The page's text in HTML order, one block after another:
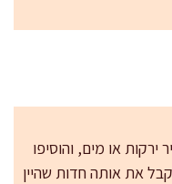
היין ב-150 מ"ל ציר ירקות או מים, והוסיפו
כדי לקבל את אותה חדות שהיין